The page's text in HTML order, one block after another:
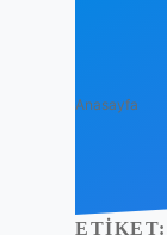
Anasayfa
ETIKET: